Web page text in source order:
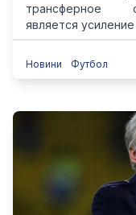
трансферное
является
Новини Футбол